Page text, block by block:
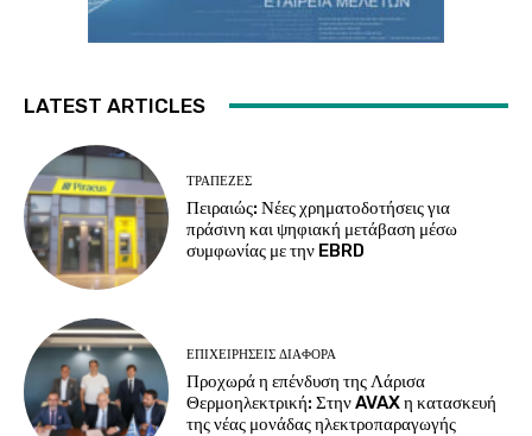
LATEST ARTICLES
ΤΡΆΠΕΖΕΣ
Πειραιώς: Νέες χρηματοδοτήσεις για
πράσινη και ψηφιακή μετάβαση μέσω
συμφωνίας με την EBRD
ΕΠΙΧΕΙΡΉΣΕΙΣ ΔΙΆΦΟΡΑ
Προχωρά η επένδυση της Λάρισα
Θερμοηλεκτρική: Στην AVAX η κατασκευή
της νέας μονάδας ηλεκτροπαραγωγής